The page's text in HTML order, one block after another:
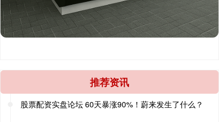
推荐资讯
股票配资实盘论坛 60天暴涨90%！蔚来发生了什么？